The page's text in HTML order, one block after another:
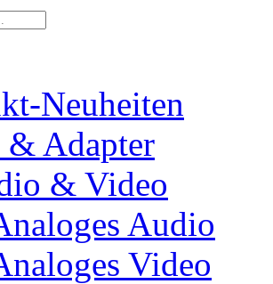
Neuheiten
& Adapter
& Video
Audio
Video